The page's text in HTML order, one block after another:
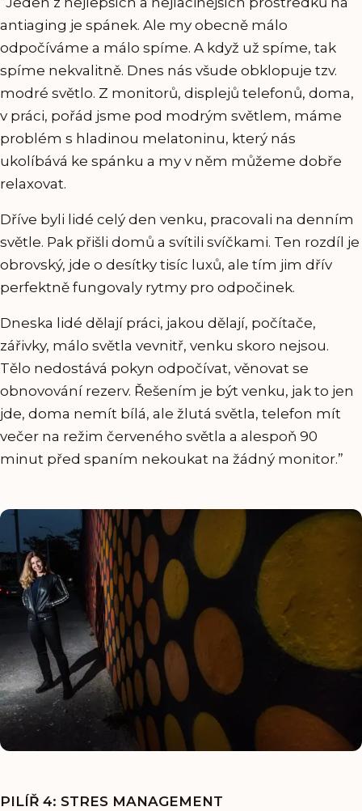
antiaging je spánek. Ale my obecně málo
odpočíváme a málo spíme. A když už spíme, tak
spíme nekvalitně. Dnes nás všude obklopuje tzv.
modré světlo. Z monitorů, displejů telefonů, doma,
v práci, pořád jsme pod modrým světlem, máme
problém s hladinou melatoninu, který nás
ukolíbává ke spánku a my v něm můžeme dobře
relaxovat.
Dříve byli lidé celý den venku, pracovali na denním
světle. Pak přišli domů a svítili svíčkami. Ten rozdíl je
obrovský, jde o desítky tisíc luxů, ale tím jim dřív
perfektně fungovaly rytmy pro odpočinek.
Dneska lidé dělají práci, jakou dělají, počítače,
zářivky, málo světla vevnitř, venku skoro nejsou.
Tělo nedostává pokyn odpočívat, věnovat se
obnovování rezerv. Řešením je být venku, jak to jen
jde, doma nemít bílá, ale žlutá světla, telefon mít
večer na režim červeného světla a alespoň 90
minut před spaním nekoukat na žádný monitor.”
PILÍŘ 4: STRES MANAGEMENT